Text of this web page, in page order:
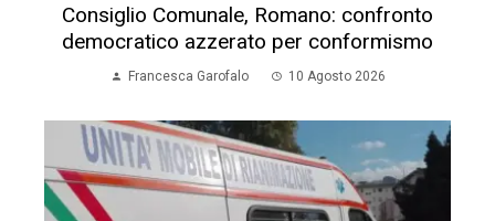
Consiglio Comunale, Romano: confronto
democratico azzerato per conformismo
Francesca Garofalo 10 Agosto 2026